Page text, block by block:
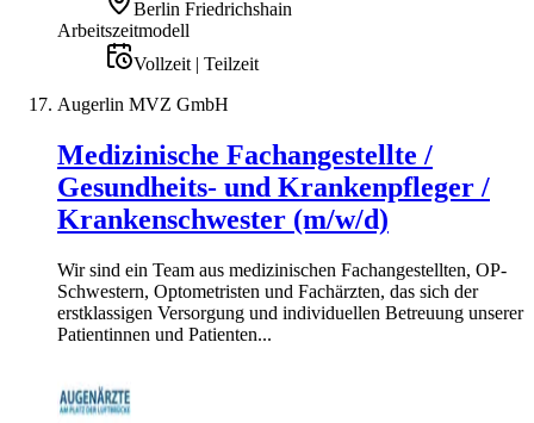
Berlin Friedrichshain
Arbeitszeitmodell
Vollzeit | Teilzeit
Augerlin MVZ GmbH
Medizinische Fachangestellte /
Gesundheits- und Krankenpfleger /
Krankenschwester (m/w/d)
Wir sind ein Team aus medizinischen Fachangestellten, OP-
Schwestern, Optometristen und Fachärzten, das sich der
erstklassigen Versorgung und individuellen Betreuung unserer
Patientinnen und Patienten...